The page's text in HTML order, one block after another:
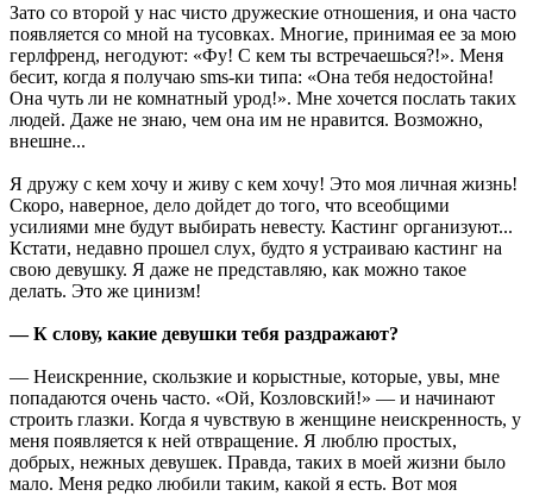
Зато со второй у нас чисто дружеские отношения, и она часто
появляется со мной на тусовках. Многие, принимая ее за мою
герлфренд, негодуют: «Фу! С кем ты встречаешься?!». Меня
бесит, когда я получаю sms-ки типа: «Она тебя недостойна!
Она чуть ли не комнатный урод!». Мне хочется послать таких
людей. Даже не знаю, чем она им не нравится. Возможно,
внешне...
Я дружу с кем хочу и живу с кем хочу! Это моя личная жизнь!
Скоро, наверное, дело дойдет до того, что всеобщими
усилиями мне будут выбирать невесту. Кастинг организуют...
Кстати, недавно прошел слух, будто я устраиваю кастинг на
свою девушку. Я даже не представляю, как можно такое
делать. Это же цинизм!
— К слову, какие девушки тебя раздражают?
— Неискренние, скользкие и корыстные, которые, увы, мне
попадаются очень часто. «Ой, Козловский!» — и начинают
строить глазки. Когда я чувствую в женщине неискренность, у
меня появляется к ней отвращение. Я люблю простых,
добрых, нежных девушек. Правда, таких в моей жизни было
мало. Меня редко любили таким, какой я есть. Вот моя